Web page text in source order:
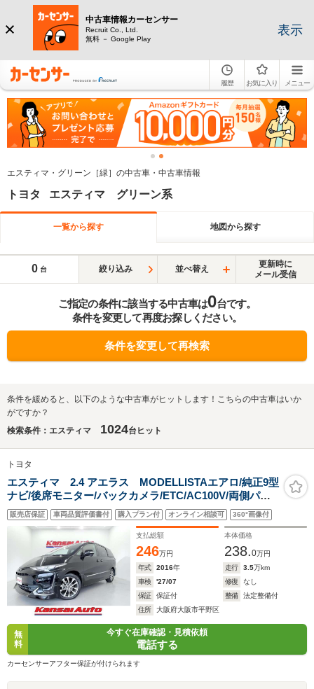
中古車情報カーセンサー
Recruit Co., Ltd.
無料 － Google Play
表示
履歴 お気に入り メニュー
エスティマ・グリーン［緑］の中古車・中古車情報
トヨタ エスティマ グリーン系
一覧から探す 地図から探す
0 台 絞り込み 並べ替え
更新時に
メール受信
ご指定の条件に該当する中古車は0台です。
条件を変更して再度お探しください。
条件を変更して再検索
条件を緩めると、以下のような中古車がヒットします！こちらの中古車はいか
がですか？
検索条件：エスティマ
1024台ヒット
トヨタ
エスティマ 2.4 アエラス MODELLISTAエアロ/純正9型
ナビ/後席モニター/バックカメラ/ETC/AC100V/両側パワ
ースライド/後席オートA/C/後席オットマン/衝突軽減ブレ
ーキ/レーンキープアシスト/Bluetooth
販売店保証 車両品質評価書付 購入プラン付 オンライン相談可 360°画像付
支払総額
246万円
本体価格
238.0万円
年式
2016年 走行 3.5万km
車検
'27/07 修復
なし
保証
保証付 整備
法定整備付
住所
大阪府大阪市平野区
無
料
今すぐ在庫確認・見積依頼
電話する
カーセンサーアフター保証が付けられます